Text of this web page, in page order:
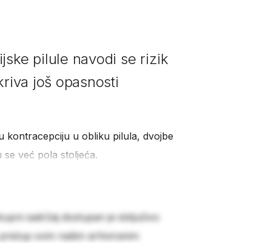
pilule navodi se rizik
još opasnosti
kontracepciju u obliku pilula, dvojbe
već pola stoljeća.
sadržaj dostupan je isključivo
svim našim arhiviranim